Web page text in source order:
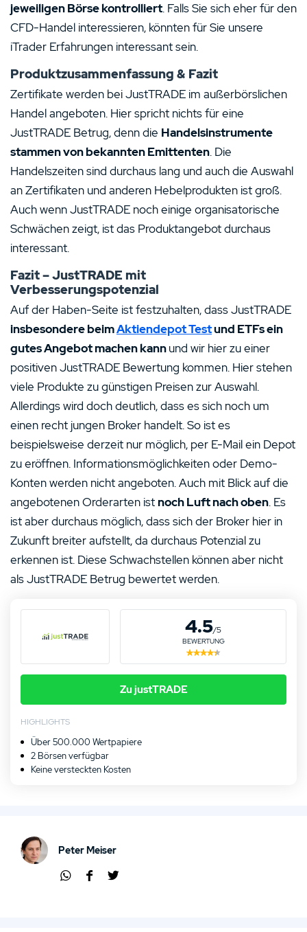
jeweiligen Börse kontrolliert. Falls Sie sich eher für den
CFD-Handel interessieren, könnten für Sie unsere
iTrader Erfahrungen interessant sein.
Produktzusammenfassung & Fazit
Zertifikate werden bei JustTRADE im außerbörslichen
Handel angeboten. Hier spricht nichts für eine
JustTRADE Betrug, denn die Handelsinstrumente
stammen von bekannten Emittenten. Die
Handelszeiten sind durchaus lang und auch die Auswahl
an Zertifikaten und anderen Hebelprodukten ist groß.
Auch wenn JustTRADE noch einige organisatorische
Schwächen zeigt, ist das Produktangebot durchaus
interessant.
Fazit – JustTRADE mit
Verbesserungspotenzial
Auf der Haben-Seite ist festzuhalten, dass JustTRADE
insbesondere beimAktiendepot Testund ETFs ein
gutes Angebot machen kannund wir hier zu einer
positiven JustTRADE Bewertung kommen. Hier stehen
viele Produkte zu günstigen Preisen zur Auswahl.
Allerdings wird doch deutlich, dass es sich noch um
einen recht jungen Broker handelt. So ist es
beispielsweise derzeit nur möglich, per E-Mail ein Depot
zu eröffnen. Informationsmöglichkeiten oder Demo-
Konten werden nicht angeboten. Auch mit Blick auf die
angebotenen Orderarten ist noch Luft nach oben. Es
ist aber durchaus möglich, dass sich der Broker hier in
Zukunft breiter aufstellt, da durchaus Potenzial zu
erkennen ist. Diese Schwachstellen können aber nicht
als JustTRADE Betrug bewertet werden.
4.5/5
BEWERTUNG
Zu justTRADE
HIGHLIGHTS
Über 500.000 Wertpapiere
2 Börsen verfügbar
Keine versteckten Kosten
Peter Meiser